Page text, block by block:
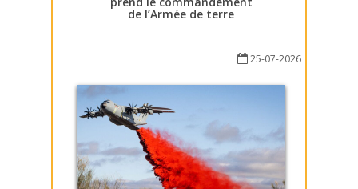
de l’Armée de terre
25-07-2026